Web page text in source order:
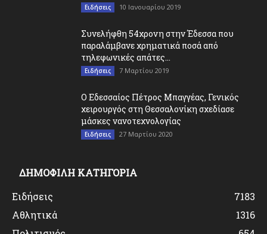
Ειδήσεις 10 Ιανουαρίου 2019
Συνελήφθη 54χρονη στην Έδεσσα που
παραλάμβανε χρηματικά ποσά από
τηλεφωνικές απάτες...
Ειδήσεις 7 Μαρτίου 2019
O Εδεσσαίος Πέτρος Μπαγγέας, Γενικός
χειρουργός στη Θεσσαλονίκη σχεδίασε
μάσκες νανοτεχνολογίας
Ειδήσεις 27 Μαρτίου 2020
ΔΗΜΟΦΙΛΗ ΚΑΤΗΓΟΡΙΑ
Ειδήσεις
7183
Αθλητικά
1316